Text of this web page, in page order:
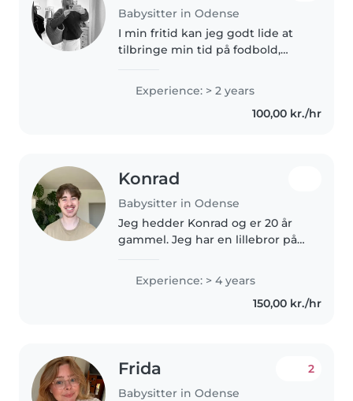
Babysitter in Odense
I min fritid kan jeg godt lide at
tilbringe min tid på fodbold,
familie samt være kreativ
derhjemme. Jeg er
imødekommende, engageret og
Experience: > 2 years
100,00 kr./hr
Konrad
Babysitter in Odense
Jeg hedder Konrad og er 20 år
gammel. Jeg har en lillebror på
meget, hvor vi har lavet alt fra at
være ude og lege, tegnet, spillet
Experience: > 4 years
150,00 kr./hr
Frida
Babysitter in Odense
2